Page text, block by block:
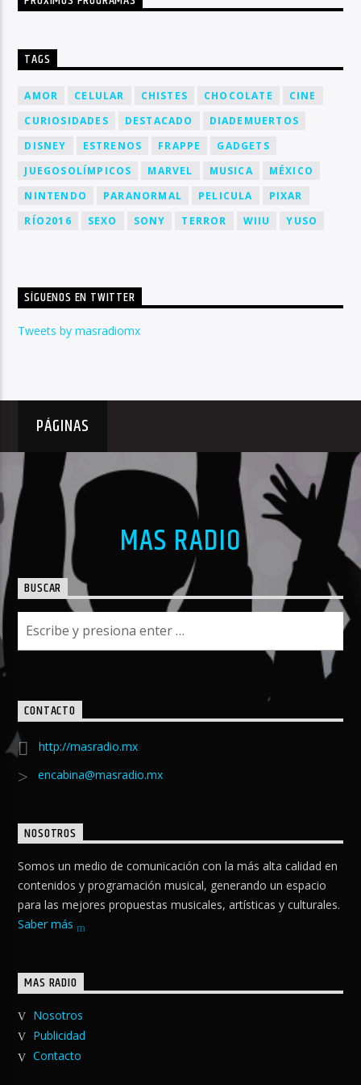
TAGS
AMOR CELULAR CHISTES CHOCOLATE
CINE
CURIOSIDADES
DESTACADO
DIADEMUERTOS
DISNEY
ESTRENOS FRAPPE
GADGETS
JUEGOSOLÍMPICOS
MARVEL MUSICA
MÉXICO
NINTENDO
PARANORMAL PELICULA
PIXAR
RÍO2016
SEXO SONY TERROR WIIU YUSO
SÍGUENOS EN TWITTER
Tweets by masradiomx
PÁGINAS
MAS RADIO
BUSCAR
CONTACTO
http://masradio.mx
encabina@masradio.mx
NOSOTROS
Somos un medio de comunicación con la más alta calidad en
contenidos y programación musical, generando un espacio
para las mejores propuestas musicales, artísticas y culturales.
Saber más
MAS RADIO
Nosotros
Publicidad
Contacto